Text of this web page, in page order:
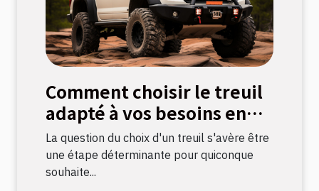
Comment choisir le treuil
adapté à vos besoins en
bricolage
La question du choix d'un treuil s'avère être
une étape déterminante pour quiconque
souhaite...